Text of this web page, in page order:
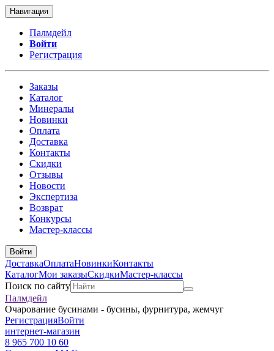
Навигация
Палмдейл
Войти
Регистрация
Заказы
Каталог
Минералы
Новинки
Оплата
Доставка
Контакты
Скидки
Отзывы
Новости
Экспертиза
Возврат
Конкурсы
Мастер-классы
Войти
ДоставкаОплатаНовинкиКонтакты
КаталогМои заказыСкидкиМастер-классы
Поиск по сайту
Палмдейл
Очарование бусинами - бусины, фурнитура, жемчуг
РегистрацияВойти
интернет-магазин
8 965 700 10 60